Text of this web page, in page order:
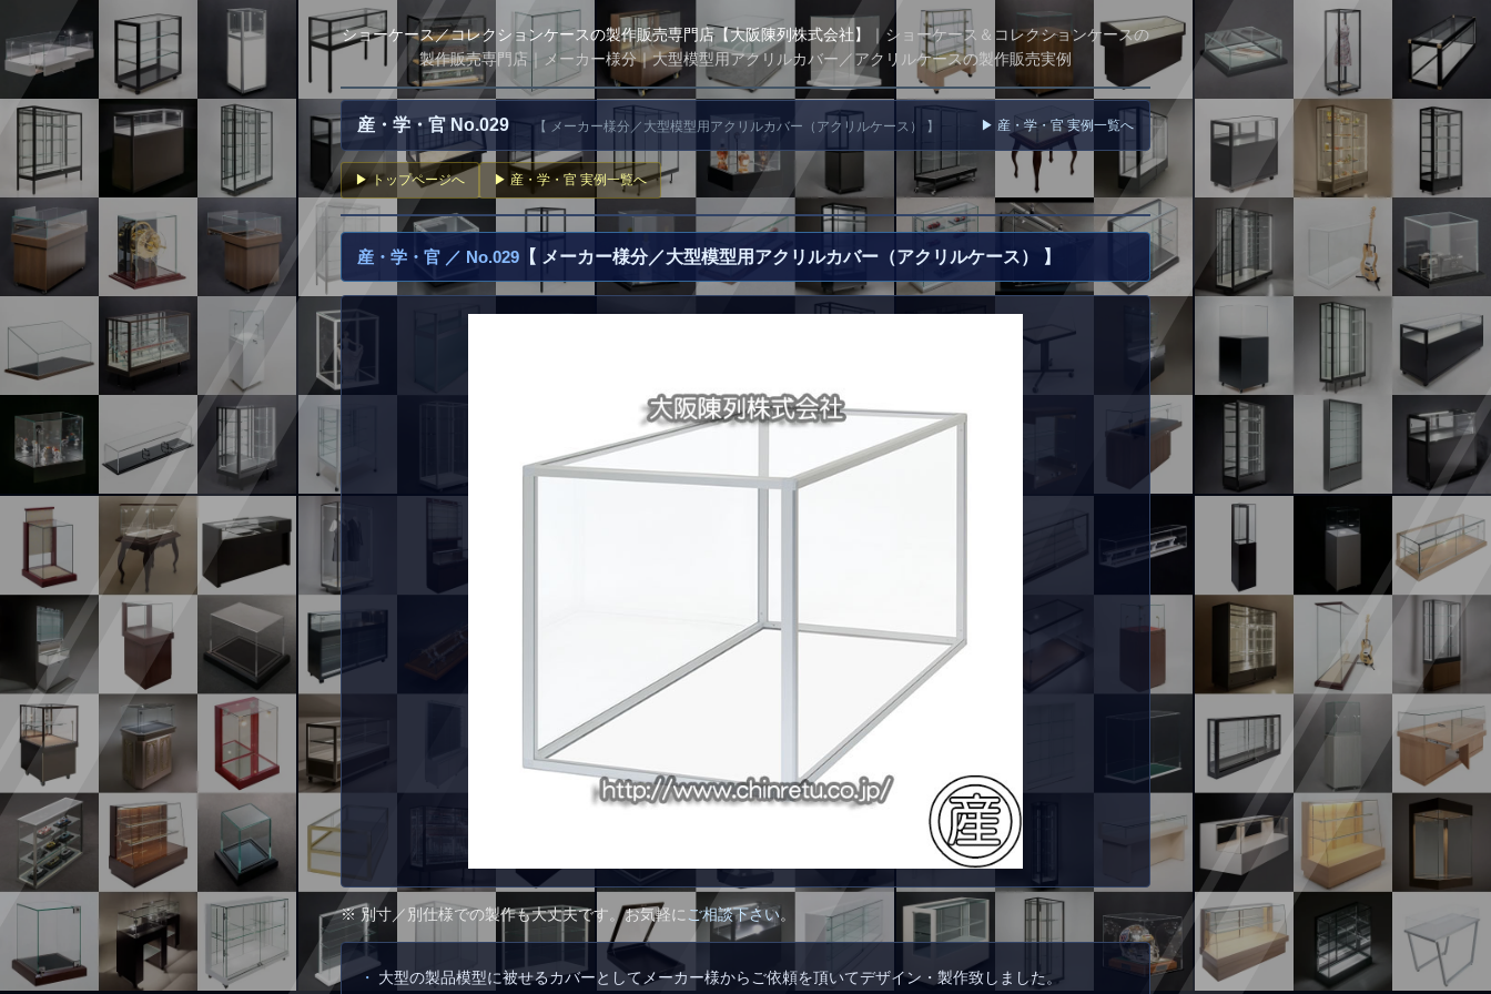
ショーケース／コレクションケースの製作販売専門店【大阪陳列株式会社】
｜ショーケース＆コレクションケースの
製作販売専門店｜メーカー様分｜大型模型用アクリルカバー／アクリルケースの製作販売実例
産・学・官 No.029 【 メーカー様分／大型模型用アクリルカバー（アクリルケース） 】 ▶ 産・学・官 実例一覧へ
▶ トップページへ ▶ 産・学・官 実例一覧へ
産・学・官 ／ No.029 【 メーカー様分／大型模型用アクリルカバー（アクリルケース） 】
※ 別寸／別仕様での製作も大丈夫です。お気軽に ご相談下さい。
大型の製品模型に被せるカバーとしてメーカー様からご依頼を頂いてデザイン・製作致しました。